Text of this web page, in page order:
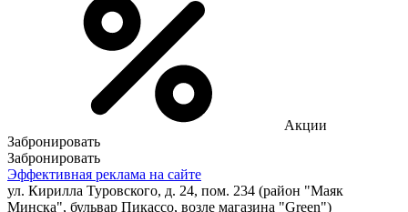
Акции
Забронировать
Забронировать
Эффективная реклама на сайте
ул. Кирилла Туровского, д. 24, пом. 234 (район "Маяк
Минска", бульвар Пикассо, возле магазина "Green")